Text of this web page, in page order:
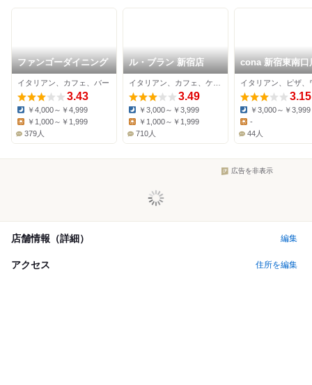
ファンゴーダイニング
イタリアン、カフェ、バー
3.43
Dinner:
￥4,000～￥4,999
￥1,000～￥1,999
379人
ル・ブラン 新宿店
3.49
Dinner:
￥3,000～￥3,999
￥1,000～￥1,999
710人
cona 新宿東南口
3.15
Dinner:
￥3,000～￥3,999
Lunch:
-
44人
広告を非表示
店舗情報（詳細） 編集
アクセス 住所を編集